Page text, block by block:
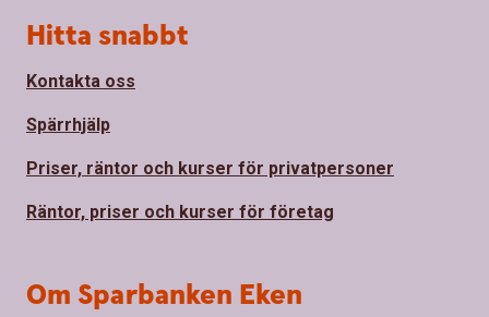
Sidfot
Hitta snabbt
Kontakta oss
Spärrhjälp
Priser, räntor och kurser för privatpersoner
Räntor, priser och kurser för företag
Om Sparbanken Eken